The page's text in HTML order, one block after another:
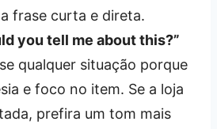
frase curta e direta.
you tell me about this?”
qualquer situação porque
e foco no item. Se a loja
prefira um tom mais